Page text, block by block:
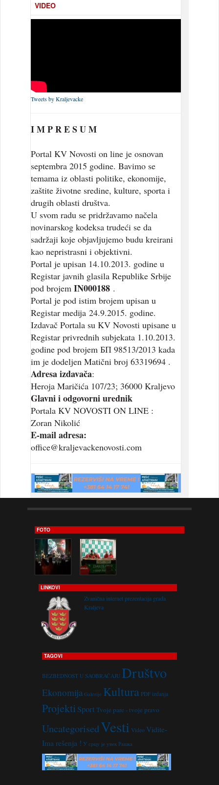
VIDEO
Tweets by Kraljevacke
I M P R E S U M
Portal KV Novosti on line je osnovan
septembra 2015 godine. Bavimo se
temama iz oblasti politike, ekonomije,
zaštite životne sredine, kulture, sporta i
drugih oblasti društva.
U svom radu se pridržavamo načela
novinarskog kodeksa trudeći se da
sadržaji koje objavljujemo budu kreirani
kao nepristrasni i objektivni.
Portal je upisan 14.10.2013. godine u
Registar javnih glasila Republike Srbije
pod brojemIN000188 .
Portal je pod istim brojem upisan u
Registar medija 24.9.2015. godine.
Izdavač Portala su KV Novosti upisane u
Registar privrednih subjekata 1.10.2013.
godine pod brojem БП 98513/2013 kada
im je dodeljen Matični broj 63319694 .
Adresa izdavača:
Heroja Maričića 107/23; 36000 Kraljevo
Glavni i odgovorni urednik
Portala KV NOVOSTI ON LINE :
Zoran Nikolić
E-mail adresa:
office@kraljevackenovosti.com
FOTO
LINKOVI
Zvanična internet prezentacija grada
Kraljeva
TAGOVI
BEZBEDNOST U SAOBRAĆAJU Društvo
Ekonomija Galerije Kultura PDF izdanja
Projekti Sport Tvoje pare - tvoje pravo
UncategorisedVesti Video Vidite-
Ima rešenja ! У срцу је увек Рашка